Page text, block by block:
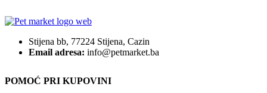
Stijena bb, 77224 Stijena, Cazin
Email adresa: info@petmarket.ba
POMOĆ PRI KUPOVINI